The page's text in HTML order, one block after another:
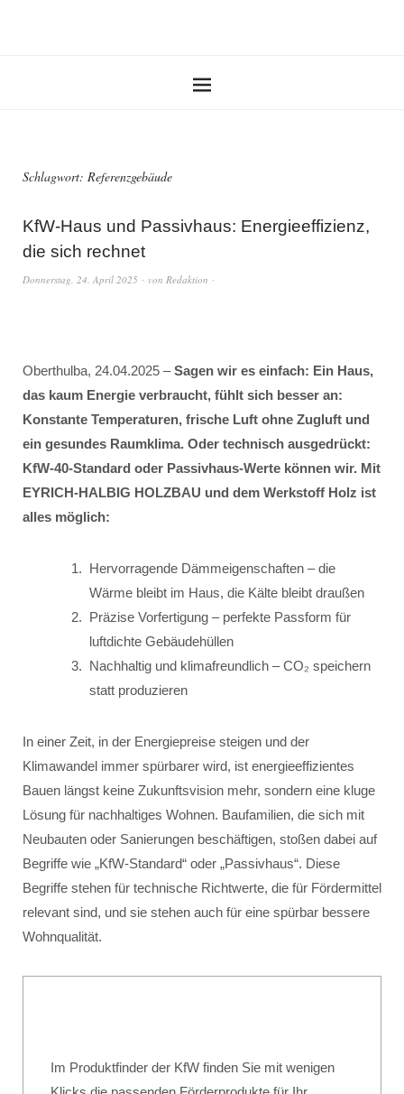
Schlagwort: Referenzgebäude
KfW-Haus und Passivhaus: Energieeffizienz,
die sich rechnet
Donnerstag, 24. April 2025 von Redaktion
Oberthulba, 24.04.2025 –Sagen wir es einfach: Ein Haus,
das kaum Energie verbraucht, fühlt sich besser an:
Konstante Temperaturen, frische Luft ohne Zugluft und
ein gesundes Raumklima. Oder technisch ausgedrückt:
KfW-40-Standard oder Passivhaus-Werte können wir. Mit
EYRICH-HALBIG HOLZBAU und dem Werkstoff Holz ist
alles möglich:
Hervorragende Dämmeigenschaften – die
Wärme bleibt im Haus, die Kälte bleibt draußen
Präzise Vorfertigung – perfekte Passform für
luftdichte Gebäudehüllen
Nachhaltig und klimafreundlich – CO₂ speichern
statt produzieren
In einer Zeit, in der Energiepreise steigen und der
Klimawandel immer spürbarer wird, ist energieeffizientes
Bauen längst keine Zukunftsvision mehr, sondern eine kluge
Lösung für nachhaltiges Wohnen. Baufamilien, die sich mit
Neubauten oder Sanierungen beschäftigen, stoßen dabei auf
Begriffe wie „KfW-Standard“ oder „Passivhaus“. Diese
Begriffe stehen für technische Richtwerte, die für Fördermittel
relevant sind, und sie stehen auch für eine spürbar bessere
Wohnqualität.
Im Produktfinder der KfW finden Sie mit wenigen